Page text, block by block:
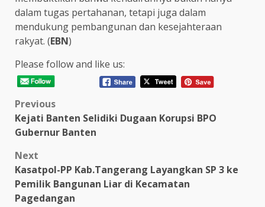
dalam tugas pertahanan, tetapi juga dalam
mendukung pembangunan dan kesejahteraan
rakyat. (EBN)
Please follow and like us:
Post
navigation
Previous
Kejati Banten Selidiki Dugaan Korupsi BPO
Gubernur Banten
Next
Kasatpol-PP Kab.Tangerang Layangkan SP 3 ke
Pemilik Bangunan Liar di Kecamatan
Pagedangan